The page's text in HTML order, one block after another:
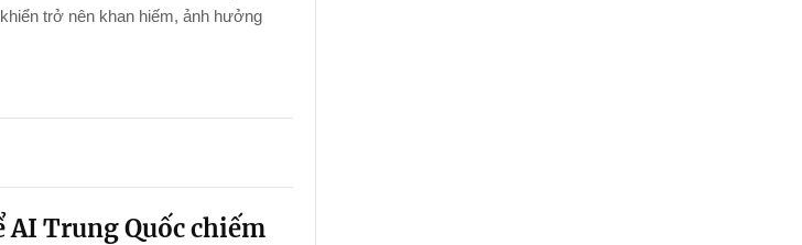
trở nên khan hiếm, ảnh hưởng
Trung Quốc chiếm